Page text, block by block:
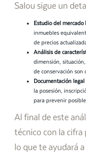
Salou sigue un
Estudio del mercado
inmuebles
de precios
Análisis de
dimensión,
de conservación son
Documentación
la posesión,
para prevenir
Al final de este
técnico con la
lo que te ayudará